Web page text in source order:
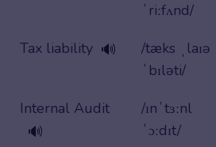
ˈriːfʌnd/
Tax liability 🔊
/tæks ˌlaɪə
ˈbɪləti/
Internal Audit
🔊
/ɪnˈtɜːnl
ˈɔːdɪt/